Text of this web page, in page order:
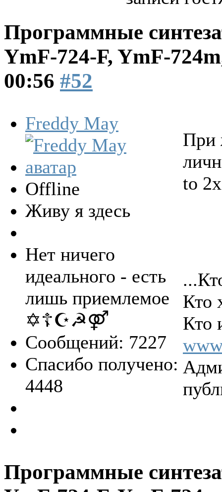
Программные
YmF-724-F, YmF-
00:56 #52
Freddy May
Offline
Живу я здесь
Нет ничего
идеального - есть
лишь приемлемое
✡☦☪☭⚤
Сообщений: 7227
Спасибо получено:
4448
При
to
Кто
Кто
Программные